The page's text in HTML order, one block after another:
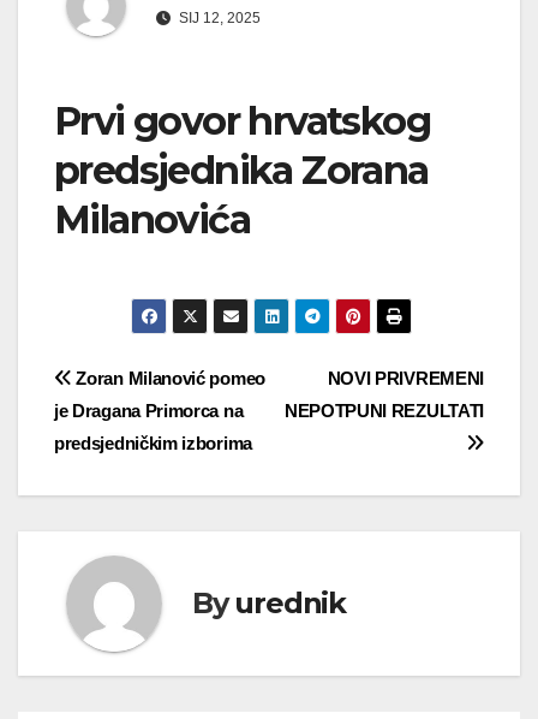
SIJ 12, 2025
Prvi govor hrvatskog
predsjednika Zorana
Milanovića
Navigacija
objava
NOVI PRIVREMENI
NEPOTPUNI REZULTATI
Zoran Milanović pomeo
je Dragana Primorca na
predsjedničkim izborima
Byurednik